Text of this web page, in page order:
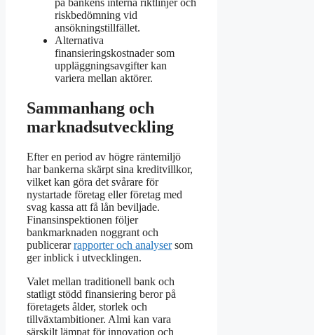
riskbedömning vid
ansökningstillfället.
Alternativa
finansieringskostnader som
uppläggningsavgifter kan
variera mellan aktörer.
Sammanhang och
marknadsutveckling
Efter en period av högre räntemiljö
har bankerna skärpt sina kreditvillkor,
vilket kan göra det svårare för
nystartade företag eller företag med
svag kassa att få lån beviljade.
Finansinspektionen följer
bankmarknaden noggrant och
publicerarrapporter och analysersom
ger inblick i utvecklingen.
Valet mellan traditionell bank och
statligt stödd finansiering beror på
företagets ålder, storlek och
tillväxtambitioner. Almi kan vara
särskilt lämpat för innovation och